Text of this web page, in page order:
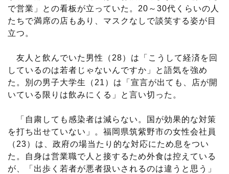
で営業」との看板が立っていた。20～30代くらいの人
たちで満席の店もあり、マスクなしで談笑する姿が目
立つ。
友人と飲んでいた男性（28）は「こうして経済を回
しているのは若者じゃないんですか」と語気を強め
た。別の男子大学生（21）は「宣言が出ても、店が開
いている限りは飲みにくる」と言い切った。
「自粛しても感染者は減らない。国が効果的な対策
を打ち出せていない」。福岡県筑紫野市の女性会社員
（23）は、政府の場当たり的な対応にため息をつい
た。自身は営業職で人と接するため外食は控えている
が、「出歩く若者が悪者扱いされるのは違うと思う」